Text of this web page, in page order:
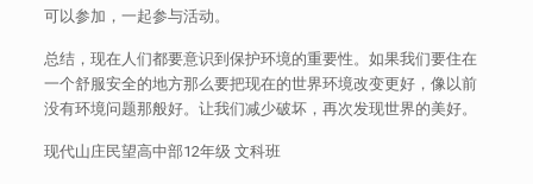
可以参加，一起参与活动。
总结，现在人们都要意识到保护环境的重要性。如果我们要住在
一个舒服安全的地方那么要把现在的世界环境改变更好，像以前
没有环境问题那般好。让我们减少破坏，再次发现世界的美好。
现代山庄民望高中部12年级 文科班